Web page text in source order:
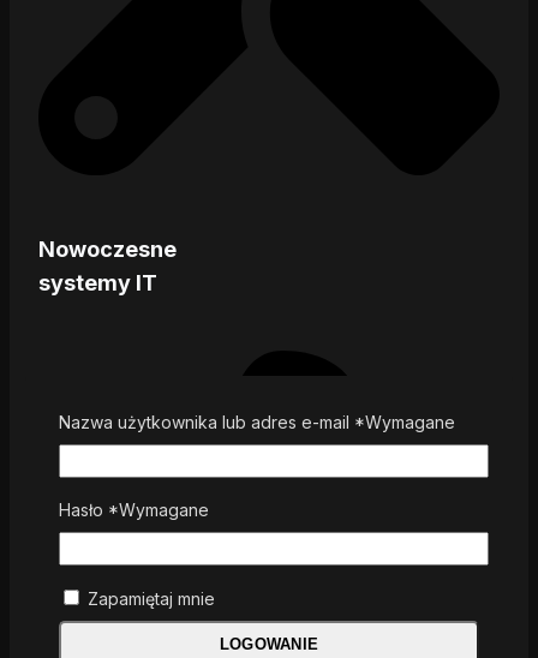
Nowoczesne
systemy IT
Nazwa użytkownika lub adres e-mail *Wymagane
Hasło *Wymagane
Zapamiętaj mnie
LOGOWANIE